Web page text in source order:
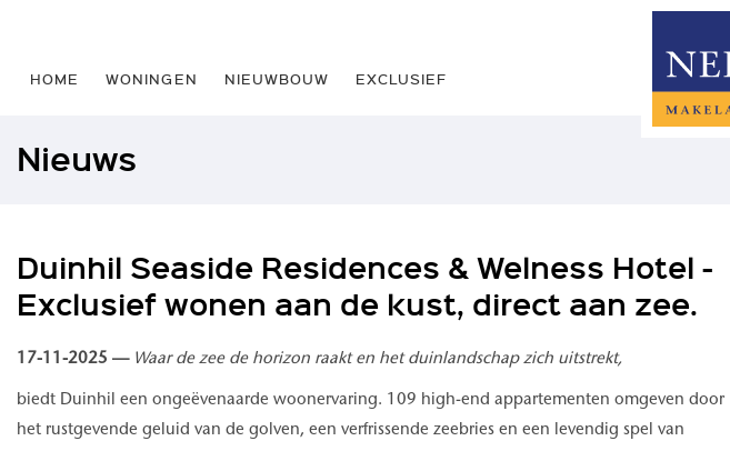
HOME WONINGEN NIEUWBOUW EXCLUSIEF
Nieuws
Duinhil Seaside Residences & Welness Hotel -
Exclusief wonen aan de kust, direct aan zee.
17-11-2025 — Waar de zee de horizon raakt en het duinlandschap zich uitstrekt,
biedt Duinhil een ongeëvenaarde woonervaring. 109 high-end appartementen omgeven door
het rustgevende geluid van de golven, een verfrissende zeebries en een levendig spel van